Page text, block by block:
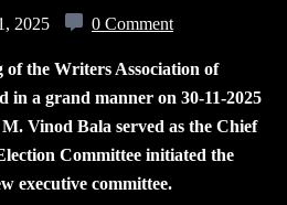
2025 0 Comment
of the Writers Association of
in a grand manner on 30-11-2025
Vinod Bala served as the Chief
Committee initiated the
executive committee.